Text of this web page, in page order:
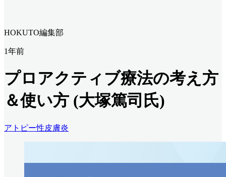
HOKUTO編集部
1年前
プロアクティブ療法の考え方
＆使い方 (大塚篤司氏)
アトピー性皮膚炎